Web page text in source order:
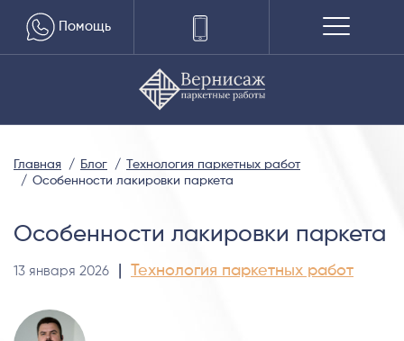
Помощь
Главная Блог
Технология паркетных работ
Особенности лакировки паркета
Особенности лакировки паркета
13 января 2026 Технология паркетных работ